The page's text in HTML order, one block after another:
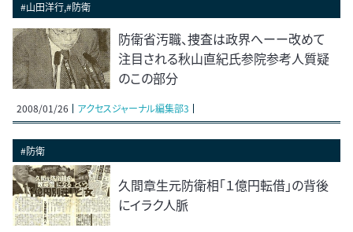
#山田洋行,#防衛
防衛省汚職、捜査は政界へーー改めて
注目される秋山直紀氏参院参考人質疑
のこの部分
2008/01/26 アクセスジャーナル編集部3
#防衛
久間章生元防衛相「１億円転借」の背後
にイラク人脈